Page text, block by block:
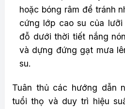
hoặc bóng râm để tránh
cứng lớp cao su của
đỗ dưới thời tiết nắng
và dựng đứng gạt mưa
su.
Tuân thủ các hướng dẫn
tuổi thọ và duy trì hiệu